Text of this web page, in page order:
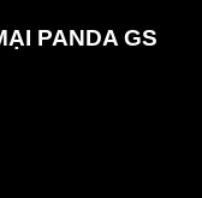
PANDA GS